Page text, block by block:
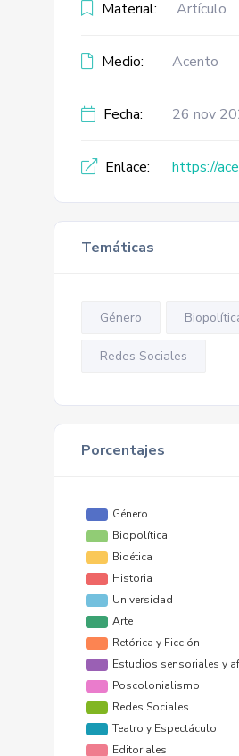
Material: Artículo
Medio: Acento
Fecha: 26 nov
Enlace: https://
Temáticas
Género
Redes Sociales
Porcentajes